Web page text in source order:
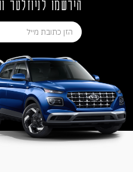
הירשמו לניוזלטר